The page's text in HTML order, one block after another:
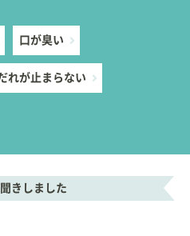
口が臭い
れが止まらない
きしました